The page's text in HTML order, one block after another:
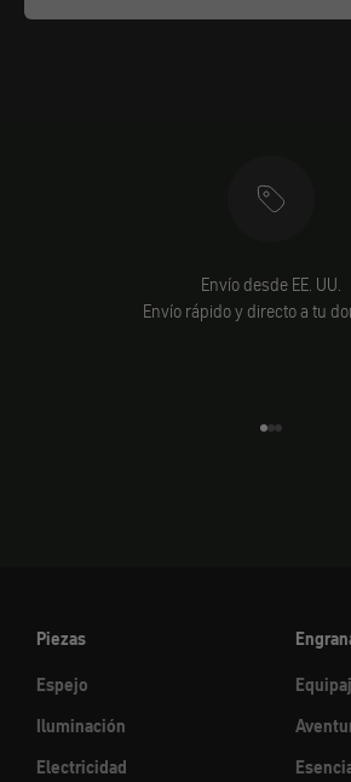
Envío desde EE. UU.
Envío rápido y directo a tu
Piezas
Espejo
Iluminación
Electricidad